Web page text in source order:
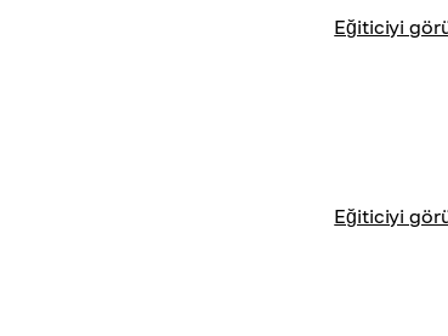
Eğiticiyi
Eğiticiyi